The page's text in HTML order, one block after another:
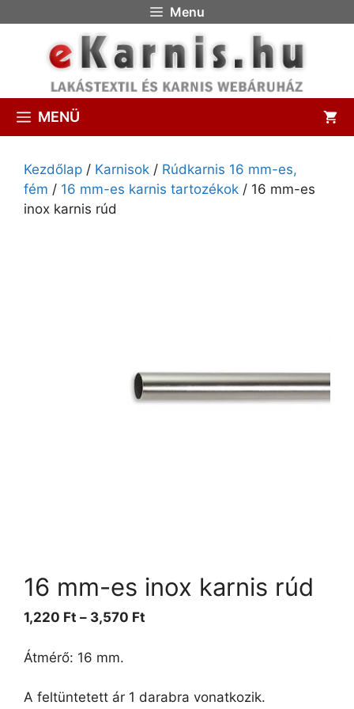
Menu
MENÜ
Kezdőlap / Karnisok / Rúdkarnis 16 mm-es,
fém / 16 mm-es karnis tartozékok / 16 mm-es
inox karnis rúd
16 mm-es inox karnis rúd
1,220 Ft – 3,570 Ft
Átmérő: 16 mm.
A feltüntetett ár 1 darabra vonatkozik.